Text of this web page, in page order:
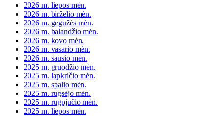
2026 m. liepos mėn.
2026 m. birželio mėn.
2026 m. gegužės mėn.
2026 m. balandžio mėn.
2026 m. kovo mėn.
2026 m. vasario mėn.
2026 m. sausio mėn.
2025 m. gruodžio mėn.
2025 m. lapkričio mėn.
2025 m. spalio mėn.
2025 m. rugsėjo mėn.
2025 m. rugpjūčio mėn.
2025 m. liepos mėn.